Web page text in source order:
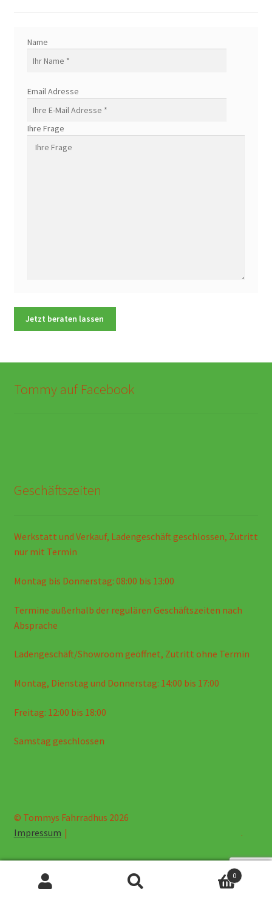
Name
Email Adresse
Ihre Frage
Tommy auf Facebook
Geschäftszeiten
Werkstatt und Verkauf, Ladengeschäft geschlossen, Zutritt
nur mit Termin
Montag bis Donnerstag: 08:00 bis 13:00
Termine außerhalb der regulären Geschäftszeiten nach
Absprache
Ladengeschäft/Showroom geöffnet, Zutritt ohne Termin
Montag, Dienstag und Donnerstag: 14:00 bis 17:00
Freitag: 12:00 bis 18:00
Samstag geschlossen
© Tommys Fahrradhus 2026
Impressum
.
0